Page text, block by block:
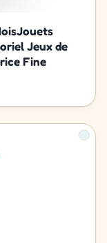
Jeux de
Fine